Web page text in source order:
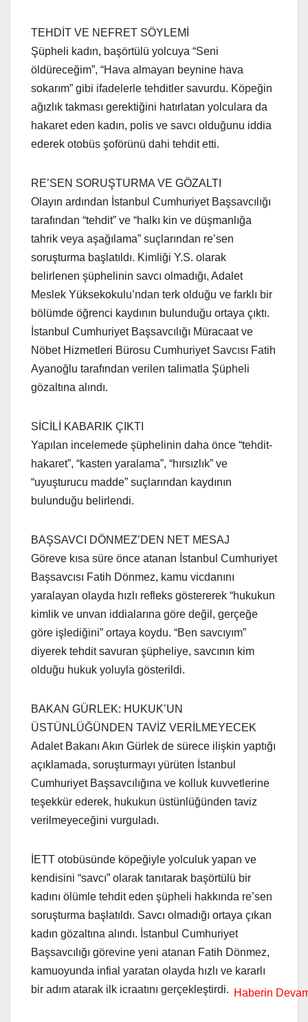
TEHDİT VE NEFRET SÖYLEMİ
Şüpheli kadın, başörtülü yolcuya “Seni
öldüreceğim”, “Hava almayan beynine hava
sokarım” gibi ifadelerle tehditler savurdu. Köpeğin
ağızlık takması gerektiğini hatırlatan yolculara da
hakaret eden kadın, polis ve savcı olduğunu iddia
ederek otobüs şoförünü dahi tehdit etti.
RE’SEN SORUŞTURMA VE GÖZALTI
Olayın ardından İstanbul Cumhuriyet Başsavcılığı
tarafından “tehdit” ve “halkı kin ve düşmanlığa
tahrik veya aşağılama” suçlarından re’sen
soruşturma başlatıldı. Kimliği Y.S. olarak
belirlenen şüphelinin savcı olmadığı, Adalet
Meslek Yüksekokulu’ndan terk olduğu ve farklı bir
bölümde öğrenci kaydının bulunduğu ortaya çıktı.
İstanbul Cumhuriyet Başsavcılığı Müracaat ve
Nöbet Hizmetleri Bürosu Cumhuriyet Savcısı Fatih
Ayanoğlu tarafından verilen talimatla Şüpheli
gözaltına alındı.
SİCİLİ KABARIK ÇIKTI
Yapılan incelemede şüphelinin daha önce “tehdit-
hakaret”, “kasten yaralama”, “hırsızlık” ve
“uyuşturucu madde” suçlarından kaydının
bulunduğu belirlendi.
BAŞSAVCI DÖNMEZ’DEN NET MESAJ
Göreve kısa süre önce atanan İstanbul Cumhuriyet
Başsavcısı Fatih Dönmez, kamu vicdanını
yaralayan olayda hızlı refleks göstererek “hukukun
kimlik ve unvan iddialarına göre değil, gerçeğe
göre işlediğini” ortaya koydu. “Ben savcıyım”
diyerek tehdit savuran şüpheliye, savcının kim
olduğu hukuk yoluyla gösterildi.
BAKAN GÜRLEK: HUKUK’UN
ÜSTÜNLÜĞÜNDEN TAVİZ VERİLMEYECEK
Adalet Bakanı Akın Gürlek de sürece ilişkin yaptığı
açıklamada, soruşturmayı yürüten İstanbul
Cumhuriyet Başsavcılığına ve kolluk kuvvetlerine
teşekkür ederek, hukukun üstünlüğünden taviz
verilmeyeceğini vurguladı.
İETT otobüsünde köpeğiyle yolculuk yapan ve
kendisini “savcı” olarak tanıtarak başörtülü bir
kadını ölümle tehdit eden şüpheli hakkında re’sen
soruşturma başlatıldı. Savcı olmadığı ortaya çıkan
kadın gözaltına alındı. İstanbul Cumhuriyet
Başsavcılığı görevine yeni atanan Fatih Dönmez,
kamuoyunda infial yaratan olayda hızlı ve kararlı
bir adım atarak ilk icraatını gerçekleştirdi.